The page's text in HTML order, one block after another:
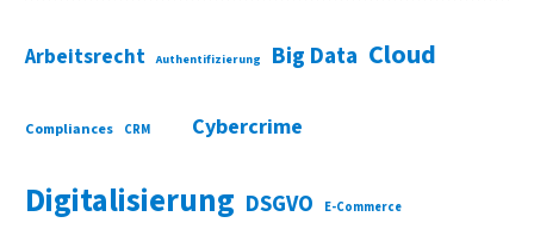
Arbeitsrecht Authentifizierung Big Data Cloud
Compliances CRM Cybercrime
Digitalisierung DSGVO E-Commerce